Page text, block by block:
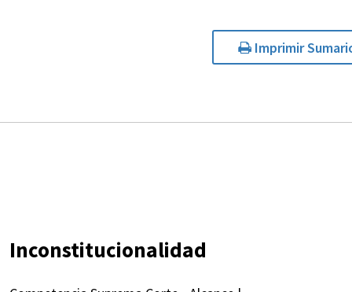
Imprimir
Inconstitucionalidad